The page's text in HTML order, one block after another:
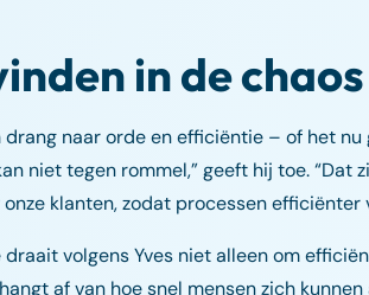
in de chaos
drang naar orde en efficiëntie – of het
niet tegen rommel,” geeft hij toe.
klanten, zodat processen efficiënter
volgens Yves niet alleen om
af van hoe snel mensen zich